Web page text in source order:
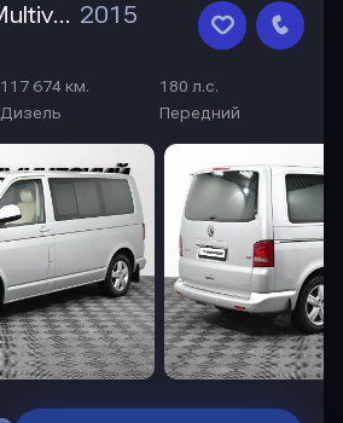
Volkswagen Multivan 2015
117 674 км.
180 л.с.
Дизель Передний